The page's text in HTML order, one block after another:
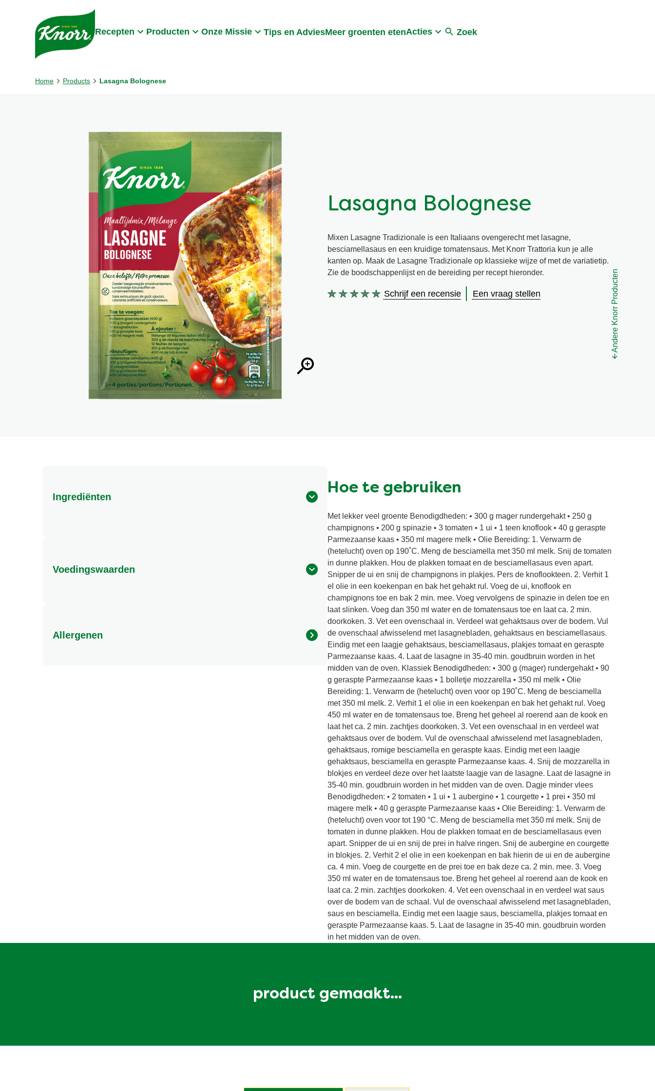
Skip to:
Recepten Producten Onze Missie Tips en AdviesMeer groenten etenActies Zoek
Home Products Lasagna Bolognese
Lasagna Bolognese
Mixen Lasagne Tradizionale is een Italiaans ovengerecht met lasagne,
besciamellasaus en een kruidige tomatensaus. Met Knorr Trattoria kun je alle
kanten op. Maak de Lasagne Tradizionale op klassieke wijze of met de variatietip.
Zie de boodschappenlijst en de bereiding per recept hieronder.
Geen
Schrijf een recensie Een vraag stellen Andere Knorr Producten
Ingrediënten
Voedingswaarden
Allergenen
Hoe te gebruiken
Met lekker veel groente Benodigdheden: • 300 g mager rundergehakt • 250 g
champignons • 200 g spinazie • 3 tomaten • 1 ui • 1 teen knoflook • 40 g geraspte
Parmezaanse kaas • 350 ml magere melk • Olie Bereiding: 1. Verwarm de
(hetelucht) oven op 190˚C. Meng de besciamella met 350 ml melk. Snij de tomaten
in dunne plakken. Hou de plakken tomaat en de besciamellasaus even apart.
Snipper de ui en snij de champignons in plakjes. Pers de knoflookteen. 2. Verhit 1
el olie in een koekenpan en bak het gehakt rul. Voeg de ui, knoflook en
champignons toe en bak 2 min. mee. Voeg vervolgens de spinazie in delen toe en
laat slinken. Voeg dan 350 ml water en de tomatensaus toe en laat ca. 2 min.
doorkoken. 3. Vet een ovenschaal in. Verdeel wat gehaktsaus over de bodem. Vul
de ovenschaal afwisselend met lasagnebladen, gehaktsaus en besciamellasaus.
Eindig met een laagje gehaktsaus, besciamellasaus, plakjes tomaat en geraspte
Parmezaanse kaas. 4. Laat de lasagne in 35-40 min. goudbruin worden in het
midden van de oven. Klassiek Benodigdheden: • 300 g (mager) rundergehakt • 90
g geraspte Parmezaanse kaas • 1 bolletje mozzarella • 350 ml melk • Olie
Bereiding: 1. Verwarm de (hetelucht) oven voor op 190˚C. Meng de besciamella
met 350 ml melk. 2. Verhit 1 el olie in een koekenpan en bak het gehakt rul. Voeg
450 ml water en de tomatensaus toe. Breng het geheel al roerend aan de kook en
laat het ca. 2 min. zachtjes doorkoken. 3. Vet een ovenschaal in en verdeel wat
gehaktsaus over de bodem. Vul de ovenschaal afwisselend met lasagnebladen,
gehaktsaus, romige besciamella en geraspte kaas. Eindig met een laagje
gehaktsaus, besciamella en geraspte Parmezaanse kaas. 4. Snij de mozzarella in
blokjes en verdeel deze over het laatste laagje van de lasagne. Laat de lasagne in
35-40 min. goudbruin worden in het midden van de oven. Dagje minder vlees
Benodigdheden: • 2 tomaten • 1 ui • 1 aubergine • 1 courgette • 1 prei • 350 ml
magere melk • 40 g geraspte Parmezaanse kaas • Olie Bereiding: 1. Verwarm de
(hetelucht) oven voor tot 190 °C. Meng de besciamella met 350 ml melk. Snij de
tomaten in dunne plakken. Hou de plakken tomaat en de besciamellasaus even
apart. Snipper de ui en snij de prei in halve ringen. Snij de aubergine en courgette
in blokjes. 2. Verhit 2 el olie in een koekenpan en bak hierin de ui en de aubergine
ca. 4 min. Voeg de courgette en de prei toe en bak deze ca. 2 min. mee. 3. Voeg
350 ml water en de tomatensaus toe. Breng het geheel al roerend aan de kook en
laat ca. 2 min. zachtjes doorkoken. 4. Vet een ovenschaal in en verdeel wat saus
over de bodem van de schaal. Vul de ovenschaal afwisselend met lasagnebladen,
saus en besciamella. Eindig met een laagje saus, besciamella, plakjes tomaat en
geraspte Parmezaanse kaas. 5. Laat de lasagne in 35-40 min. goudbruin worden
in het midden van de oven.
product gemaakt...